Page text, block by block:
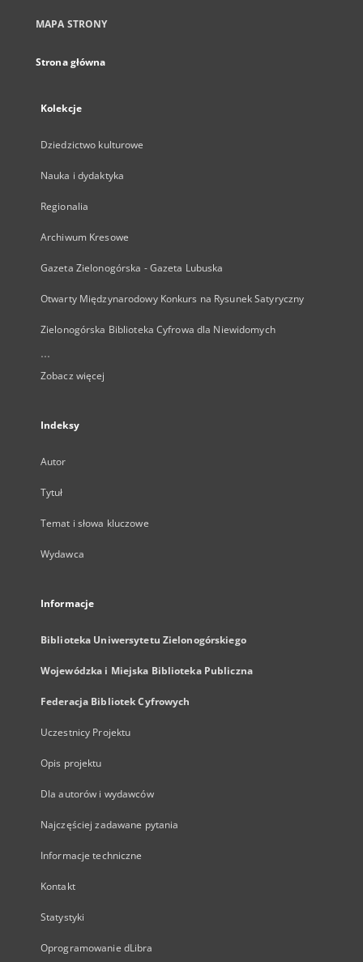
MAPA STRONY
Strona główna
Kolekcje
Dziedzictwo kulturowe
Nauka i dydaktyka
Regionalia
Archiwum Kresowe
Gazeta Zielonogórska - Gazeta Lubuska
Otwarty Międzynarodowy Konkurs na Rysunek Satyryczny
Zielonogórska Biblioteka Cyfrowa dla Niewidomych
...
Zobacz więcej
Indeksy
Autor
Tytuł
Temat i słowa kluczowe
Wydawca
Informacje
Biblioteka Uniwersytetu Zielonogórskiego
Wojewódzka i Miejska Biblioteka Publiczna
Federacja Bibliotek Cyfrowych
Uczestnicy Projektu
Opis projektu
Dla autorów i wydawców
Najczęściej zadawane pytania
Informacje techniczne
Kontakt
Statystyki
Oprogramowanie dLibra